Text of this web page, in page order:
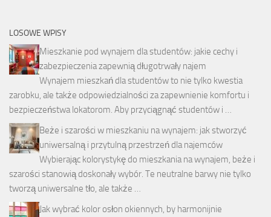
LOSOWE WPISY
Mieszkanie pod wynajem dla studentów: jakie cechy i
zabezpieczenia zapewnią długotrwały najem
Wynajem mieszkań dla studentów to nie tylko kwestia
zarobku, ale także odpowiedzialności za zapewnienie komfortu i
bezpieczeństwa lokatorom. Aby przyciągnąć studentów i …
Beże i szarości w mieszkaniu na wynajem: jak stworzyć
uniwersalną i przytulną przestrzeń dla najemców
Wybierając kolorystykę do mieszkania na wynajem, beże i
szarości stanowią doskonały wybór. Te neutralne barwy nie tylko
tworzą uniwersalne tło, ale także …
Jak wybrać kolor osłon okiennych, by harmonijnie